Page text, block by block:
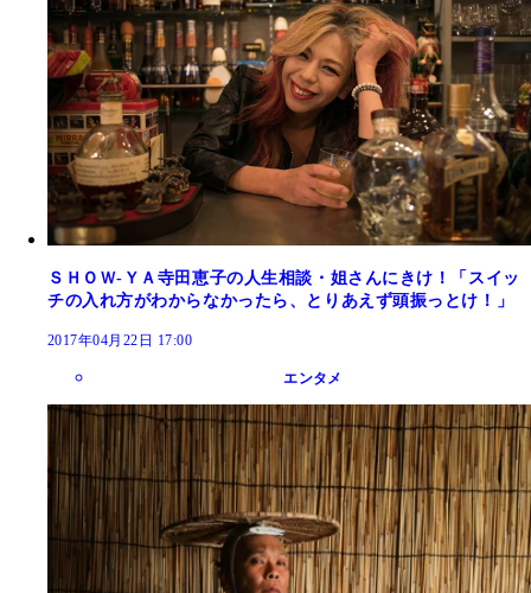
ＳＨＯＷ‐ＹＡ寺田恵子の人生相談・姐さんにきけ！「スイッ
チの入れ方がわからなかったら、とりあえず頭振っとけ！」
2017年04月22日 17:00
エンタメ